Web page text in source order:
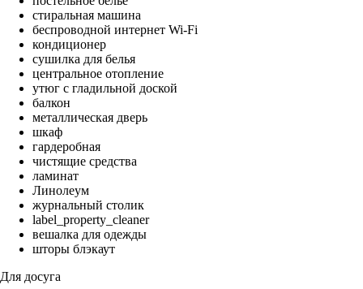
стиральная машина
беспроводной интернет Wi-Fi
кондиционер
сушилка для белья
центральное отопление
утюг с гладильной доской
балкон
металлическая дверь
шкаф
гардеробная
чистящие средства
ламинат
Линолеум
журнальный столик
label_property_cleaner
вешалка для одежды
шторы блэкаут
Для досуга